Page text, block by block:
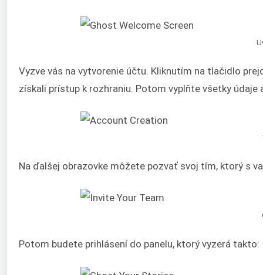
Vyzve vás na vytvorenie účtu. Kliknutím na tlačidlo
získali prístup k rozhraniu. Potom vyplňte všetky údaje
Na ďalšej obrazovke môžete pozvať svoj tím, ktorý s
Potom budete prihlásení do panelu, ktorý vyzerá takto: